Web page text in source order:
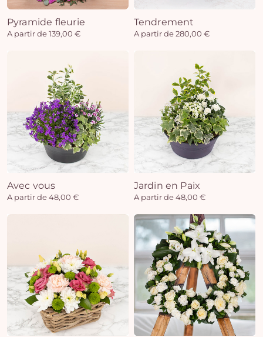
Pyramide fleurie
A partir de 139,00 €
Tendrement
A partir de 280,00 €
Avec vous
A partir de 48,00 €
Jardin en Paix
A partir de 48,00 €